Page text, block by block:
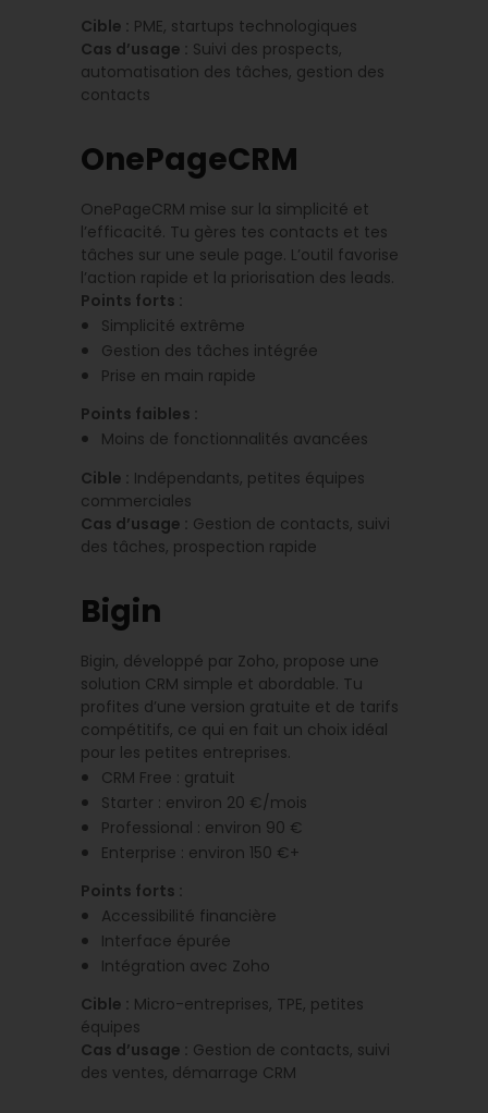
Cible : PME, startups technologiques
Cas d’usage : Suivi des prospects,
automatisation des tâches, gestion des
contacts
OnePageCRM
OnePageCRM mise sur la simplicité et
l’efficacité. Tu gères tes contacts et tes
tâches sur une seule page. L’outil favorise
l’action rapide et la priorisation des leads.
Points forts :
Simplicité extrême
Gestion des tâches intégrée
Prise en main rapide
Points faibles :
Moins de fonctionnalités avancées
Cible : Indépendants, petites équipes
commerciales
Cas d’usage : Gestion de contacts, suivi
des tâches, prospection rapide
Bigin
Bigin, développé par Zoho, propose une
solution CRM simple et abordable. Tu
profites d’une version gratuite et de tarifs
compétitifs, ce qui en fait un choix idéal
pour les petites entreprises.
CRM Free : gratuit
Starter : environ 20 €/mois
Professional : environ 90 €
Enterprise : environ 150 €+
Points forts :
Accessibilité financière
Interface épurée
Intégration avec Zoho
Cible : Micro-entreprises, TPE, petites
équipes
Cas d’usage : Gestion de contacts, suivi
des ventes, démarrage CRM